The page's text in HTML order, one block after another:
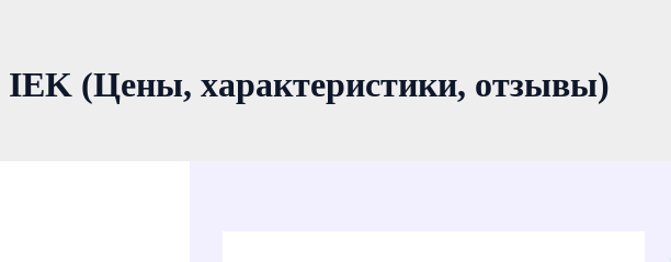
(Цены, характеристики, отзывы)